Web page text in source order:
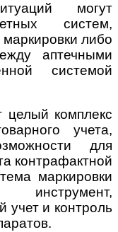
могут
систем,
либо
аптечными
системой
комплекс
учета,
для
контрафактной
маркировки
учет и контроль